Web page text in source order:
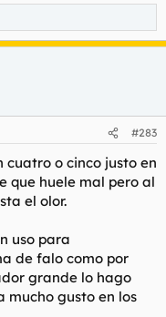
#283
cuatro o cinco justo en
que huele mal pero al
el olor.
uso para
de falo como por
grande lo hago
mucho gusto en los